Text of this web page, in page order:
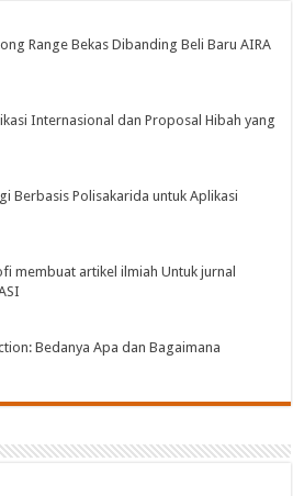
Range Bekas Dibanding Beli Baru AIRA
Internasional dan Proposal Hibah yang
Berbasis Polisakarida untuk Aplikasi
membuat artikel ilmiah Untuk jurnal
Bedanya Apa dan Bagaimana